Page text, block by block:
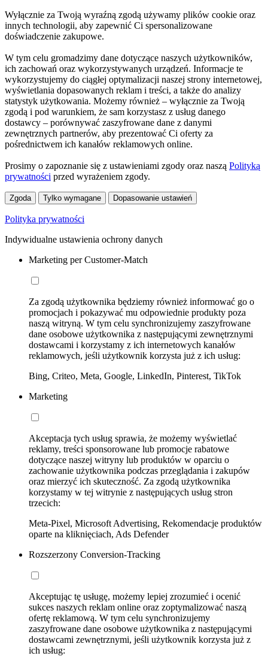
Wyłącznie za Twoją wyraźną zgodą używamy plików cookie oraz
innych technologii, aby zapewnić Ci spersonalizowane
doświadczenie zakupowe.
W tym celu gromadzimy dane dotyczące naszych użytkowników,
ich zachowań oraz wykorzystywanych urządzeń. Informacje te
wykorzystujemy do ciągłej optymalizacji naszej strony internetowej,
wyświetlania dopasowanych reklam i treści, a także do analizy
statystyk użytkowania. Możemy również – wyłącznie za Twoją
zgodą i pod warunkiem, że sam korzystasz z usług danego
dostawcy – porównywać zaszyfrowane dane z danymi
zewnętrznych partnerów, aby prezentować Ci oferty za
pośrednictwem ich kanałów reklamowych online.
Prosimy o zapoznanie się z ustawieniami zgody oraz naszą Polityką
prywatności przed wyrażeniem zgody.
Zgoda Tylko wymagane Dopasowanie ustawień
Polityka prywatności
Indywidualne ustawienia ochrony danych
Marketing per Customer-Match
Za zgodą użytkownika będziemy również informować go o
promocjach i pokazywać mu odpowiednie produkty poza
naszą witryną. W tym celu synchronizujemy zaszyfrowane
dane osobowe użytkownika z następującymi zewnętrznymi
dostawcami i korzystamy z ich internetowych kanałów
reklamowych, jeśli użytkownik korzysta już z ich usług:
Bing, Criteo, Meta, Google, LinkedIn, Pinterest, TikTok
Marketing
Akceptacja tych usług sprawia, że możemy wyświetlać
reklamy, treści sponsorowane lub promocje rabatowe
dotyczące naszej witryny lub produktów w oparciu o
zachowanie użytkownika podczas przeglądania i zakupów
oraz mierzyć ich skuteczność. Za zgodą użytkownika
korzystamy w tej witrynie z następujących usług stron
trzecich:
Meta-Pixel, Microsoft Advertising, Rekomendacje produktów
oparte na kliknięciach, Ads Defender
Rozszerzony Conversion-Tracking
Akceptując tę usługę, możemy lepiej zrozumieć i ocenić
sukces naszych reklam online oraz zoptymalizować naszą
ofertę reklamową. W tym celu synchronizujemy
zaszyfrowane dane osobowe użytkownika z następującymi
dostawcami zewnętrznymi, jeśli użytkownik korzysta już z
ich usług: